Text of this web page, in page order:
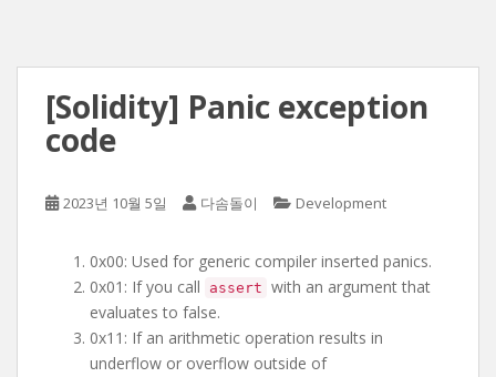
[Solidity] Panic exception
code
2023년 10월 5일 다솜돌이 Development
0x00: Used for generic compiler inserted panics.
0x01: If you call
assert with an argument that
evaluates to false.
0x11: If an arithmetic operation results in
underflow or overflow outside of